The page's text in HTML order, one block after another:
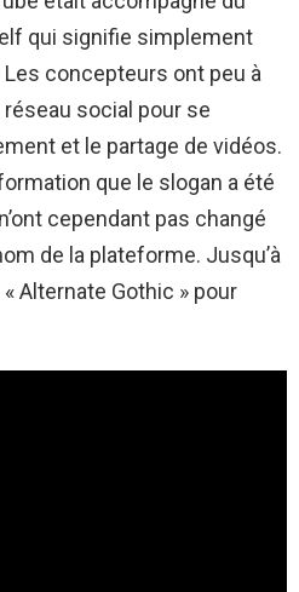
qui signifie simplement
concepteurs ont peu à
réseau social pour se
et le partage de vidéos.
que le slogan a été
cependant pas changé
de la plateforme. Jusqu’à
Alternate Gothic » pour